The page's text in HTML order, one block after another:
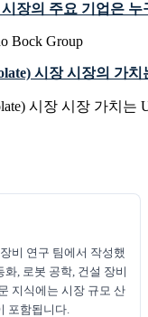
장의 주요 기업은 누
Bock Group
시장 시장의 가
시장 시장 가치는
비 연구 팀에서 작성했
, 로봇 공학, 건설 장비
지식에는 시장 규모 산
포함됩니다.